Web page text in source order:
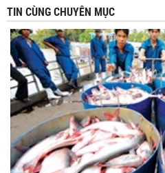
TIN CÙNG CHUYÊN MỤC